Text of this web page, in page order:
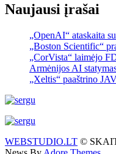
Naujausi įrašai
„OpenAI“ ataskaita
„Boston Scientific“
„CorVista“ laimėjo
Armėnijos AI
„Xeltis“ paaštrino
WEBSTUDIO.LT ©